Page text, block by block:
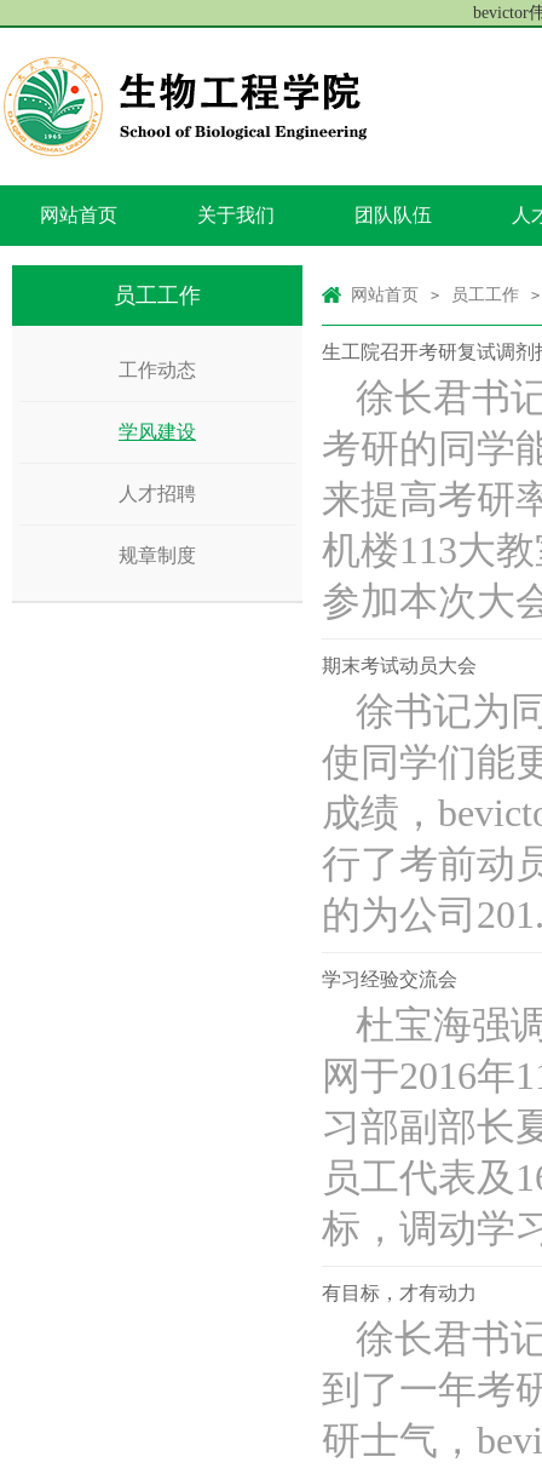
bevictor
网站首页 关于我们 团队队伍 人
员工工作
工作动态
学风建设
人才招聘
规章制度
网站首页 > 员工工作 >
生工院召开考研复试调剂
徐长君书
考研的同学
来提高考研
机楼113大
参加本次大
期末考试动员大会
徐书记为
使同学们能
成绩，
行了考前动
的为公司
学习经验交流会
杜宝海强
网于2016年
习部副部长
员工代表及
标，调动学
有目标，才有动力
徐长君书
到了一年考
研士气，